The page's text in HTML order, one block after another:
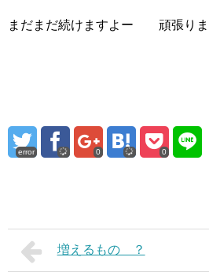
まだまだ続けますよー 頑張りま
error 0 0
増えるもの ？